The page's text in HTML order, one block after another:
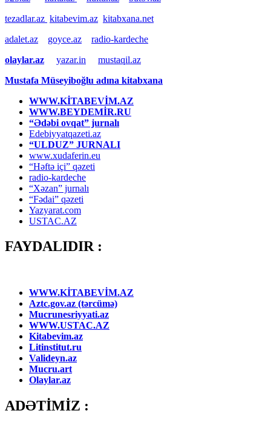
tezadlar.az kitabevim.az kitabxana.net
adalet.az
goyce.az
radio-kardeche
olaylar.az
yazar.in
mustaqil.az
Mustafa Müseyiboğlu adına kitabxana
WWW.KİTABEVİM.AZ
WWW.BEYDEMİR.RU
“Ədəbi ovqat” jurnalı
Edebiyyatqazeti.az
“ULDUZ” JURNALI
www.xudaferin.eu
“Həftə içi” qəzeti
radio-kardeche
“Xəzan” jurnalı
“Fədai” qəzeti
Yazyarat.com
USTAC.AZ
FAYDALIDIR :
WWW.KİTABEVİM.AZ
Aztc.gov.az (tərcümə)
Mucrunesriyyati.az
WWW.USTAC.AZ
Kitabevim.az
Litinstitut.ru
Valideyn.az
Mucru.art
Olaylar.az
ADƏTİMİZ :